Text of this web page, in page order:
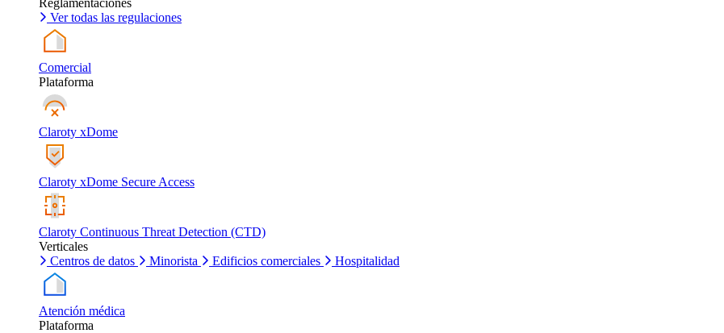
Reglamentaciones
Ver todas las regulaciones
Comercial
Plataforma
Claroty xDome
Claroty xDome Secure Access
Claroty Continuous Threat Detection (CTD)
Verticales
Centros de datos
Minorista Edificios comerciales Hospitalidad
Atención médica
Plataforma